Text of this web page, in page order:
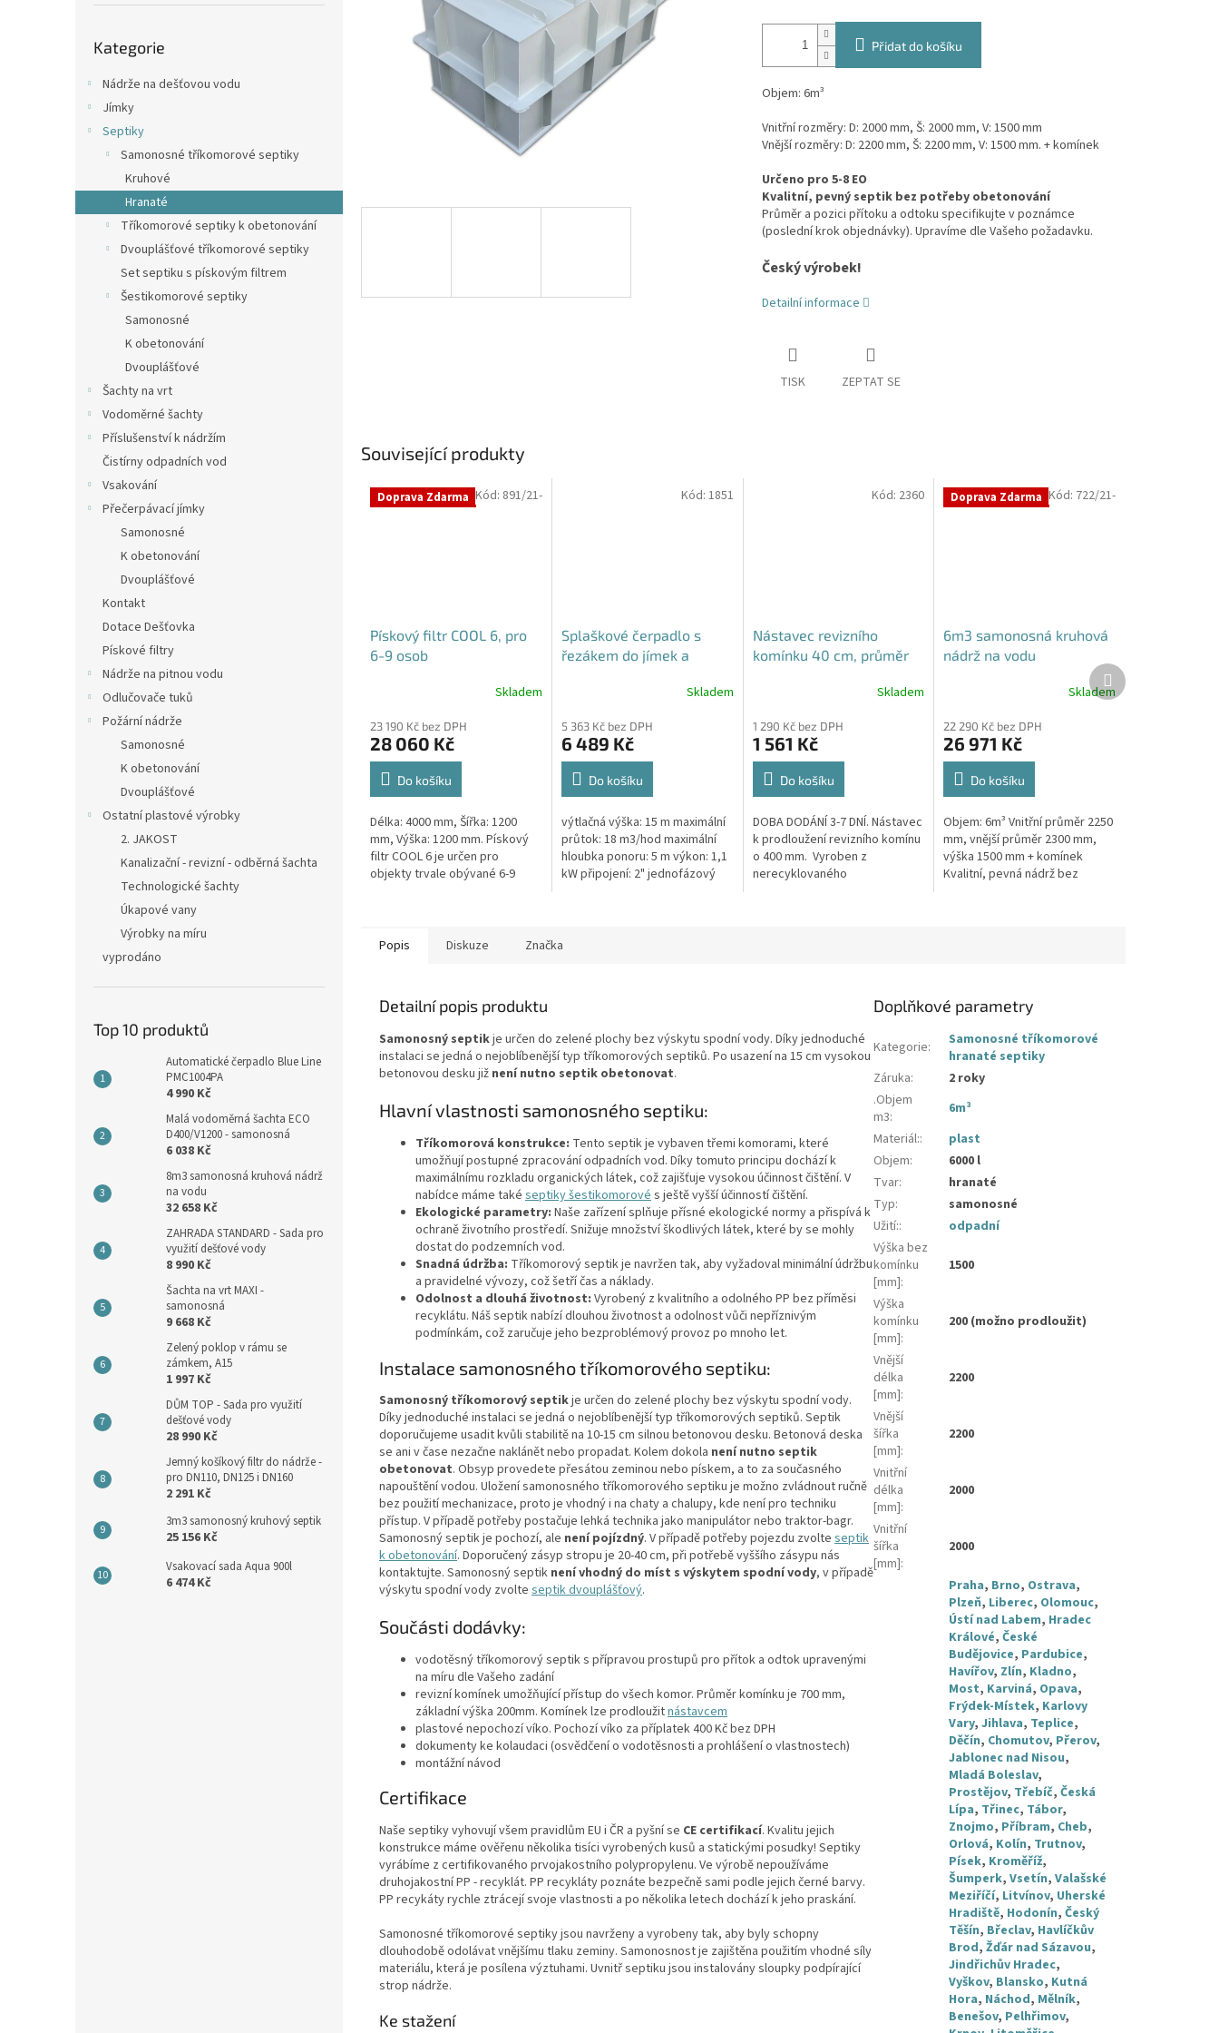
kategorie
Kategorie
Nádrže na dešťovou vodu
Jímky
Septiky
Samonosné tříkomorové septiky
Kruhové
Hranaté
Tříkomorové septiky k obetonování
Dvouplášťové tříkomorové septiky
Set septiku s pískovým filtrem
Šestikomorové septiky
Samonosné
K obetonování
Dvouplášťové
Šachty na vrt
Vodoměrné šachty
Příslušenství k nádržím
Čistírny odpadních vod
Vsakování
Přečerpávací jímky
Samonosné
K obetonování
Dvouplášťové
Kontakt
Dotace Dešťovka
Pískové filtry
Nádrže na pitnou vodu
Odlučovače tuků
Požární nádrže
Samonosné
K obetonování
Dvouplášťové
Ostatní plastové výrobky
2. JAKOST
Kanalizační - revizní - odběrná šachta
Technologické šachty
Úkapové vany
Výrobky na míru
vyprodáno
Top 10 produktů
Automatické čerpadlo Blue Line
PMC1004PA
4 990 Kč
Malá vodoměrná šachta ECO
D400/V1200 - samonosná
6 038 Kč
8m3 samonosná kruhová nádrž
na vodu
32 658 Kč
ZAHRADA STANDARD - Sada pro
využití dešťové vody
8 990 Kč
Šachta na vrt MAXI -
samonosná
9 668 Kč
Zelený poklop v rámu se
zámkem, A15
1 997 Kč
DŮM TOP - Sada pro využití
dešťové vody
28 990 Kč
Jemný košíkový filtr do nádrže -
pro DN110, DN125 i DN160
2 291 Kč
3m3 samonosný kruhový septik
25 156 Kč
Vsakovací sada Aqua 900l
6 474 Kč
Přidat do košíku
Objem: 6m³
Vnitřní rozměry: D: 2000 mm, Š: 2000 mm, V: 1500 mm
Vnější rozměry: D: 2200 mm, Š: 2200 mm, V: 1500 mm. + komínek
Určeno pro 5-8 EO
Kvalitní, pevný septik bez potřeby obetonování
Průměr a pozici přítoku a odtoku specifikujte v poznámce
(poslední krok objednávky). Upravíme dle Vašeho požadavku.
Český výrobek!
Detailní informace
TISK ZEPTAT SE
Související produkty
Doprava Zdarma
Pískový filtr COOL 6, pro
6-9 osob
Skladem
23 190 Kč bez DPH
28 060 Kč
Do košíku
Délka: 4000 mm, Šířka: 1200
mm, Výška: 1200 mm. Pískový
filtr COOL 6 je určen pro
objekty trvale obývané 6-9
Kód: 891/21-
Splaškové čerpadlo s
řezákem do jímek a
produktu
je
5,0
5
hvězdiček.
Skladem
5 363 Kč bez DPH
6 489 Kč
Do košíku
výtlačná výška: 15 m maximální
průtok: 18 m3/hod maximální
hloubka ponoru: 5 m výkon: 1,1
kW připojení: 2" jednofázový
Kód: 1851
Nástavec revizního
komínku 40 cm, průměr
Skladem
1 290 Kč bez DPH
1 561 Kč
Do košíku
DOBA DODÁNÍ 3-7 DNÍ. Nástavec
k prodloužení revizního komínu
o 400 mm. Vyroben z
nerecyklovaného
Kód: 2360 Doprava Zdarma
6m3 samonosná kruhová
nádrž na vodu
Skladem
22 290 Kč bez DPH
26 971 Kč
Do košíku
Objem: 6m³ Vnitřní průměr 2250
mm, vnější průměr 2300 mm,
výška 1500 mm + komínek
Kvalitní, pevná nádrž bez
Kód: 722/21-
Další
produkt
Popis Diskuze Značka
Detailní popis produktu
Samonosný septikje určen do zelené plochy bez výskytu spodní vody. Díky jednoduché
instalaci se jedná o nejoblíbenější typ tříkomorových septiků. Po usazení na 15 cm vysokou
betonovou desku již není nutno septik obetonovat.
Hlavní vlastnosti samonosného septiku:
Tříkomorová konstrukce: Tento septik je vybaven třemi komorami, které
umožňují postupné zpracování odpadních vod. Díky tomuto principu dochází k
maximálnímu rozkladu organických látek, což zajišťuje vysokou účinnost čištění. V
nabídce máme také septiky šestikomorové s ještě vyšší účinností čištění.
Ekologické parametry: Naše zařízení splňuje přísné ekologické normy a přispívá k
ochraně životního prostředí. Snižuje množství škodlivých látek, které by se mohly
dostat do podzemních vod.
Snadná údržba: Tříkomorový septik je navržen tak, aby vyžadoval minimální údržbu
a pravidelné vývozy, což šetří čas a náklady.
Odolnost a dlouhá životnost: Vyrobený z kvalitního a odolného PP bez příměsi
recyklátu. Náš septik nabízí dlouhou životnost a odolnost vůči nepříznivým
podmínkám, což zaručuje jeho bezproblémový provoz po mnoho let.
Instalace samonosného tříkomorového septiku:
Samonosný tříkomorový septikje určen do zelené plochy bez výskytu spodní vody.
Díky jednoduché instalaci se jedná o nejoblíbenější typ tříkomorových septiků. Septik
doporučujeme usadit kvůli stabilitě na 10-15 cm silnou betonovou desku. Betonová deska
se ani v čase nezačne naklánět nebo propadat. Kolem dokola není nutno septik
obetonovat. Obsyp provedete přesátou zeminou nebo pískem, a to za současného
napouštění vodou. Uložení samonosného tříkomorového septiku je možno zvládnout ručně
bez použití mechanizace, proto je vhodný i na chaty a chalupy, kde není pro techniku
přístup. V případě potřeby postačuje lehká technika jako manipulátor nebo traktor-bagr.
Samonosný septik je pochozí, ale není pojízdný. V případě potřeby pojezdu zvolte septik
k obetonování. Doporučený zásyp stropu je 20-40 cm, při potřebě vyššího zásypu nás
kontaktujte. Samonosný septik není vhodný do míst s výskytem spodní vody, v případě
výskytu spodní vody zvolte septik dvouplášťový.
Součásti dodávky:
vodotěsný tříkomorový septik s přípravou prostupů pro přítok a odtok upravenými
na míru dle Vašeho zadání
revizní komínek umožňující přístup do všech komor. Průměr komínku je 700 mm,
základní výška 200mm. Komínek lze prodloužitnástavcem
plastové nepochozí víko. Pochozí víko za příplatek 400 Kč bez DPH
dokumenty ke kolaudaci (osvědčení o vodotěsnosti a prohlášení o vlastnostech)
montážní návod
Certifikace
Naše septiky vyhovují všem pravidlům EU i ČR a pyšní se CE certifikací. Kvalitu jejich
konstrukce máme ověřenu několika tisíci vyrobených kusů a statickými posudky! Septiky
vyrábíme z certifikovaného prvojakostního polypropylenu. Ve výrobě nepoužíváme
druhojakostní PP - recyklát. PP recykláty poznáte bezpečně sami podle jejich černé barvy.
PP recykáty rychle ztrácejí svoje vlastnosti a po několika letech dochází k jeho praskání.
Samonosné tříkomorové septiky jsou navrženy a vyrobeny tak, aby byly schopny
dlouhodobě odolávat vnějšímu tlaku zeminy. Samonosnost je zajištěna použitím vhodné síly
materiálu, která je posílena výztuhami. Uvnitř septiku jsou instalovány sloupky podpírající
strop nádrže.
Ke stažení
Doplňkové parametry
Kategorie:
Samonosné tříkomorové
hranaté septiky
Záruka:
2 roky
.Objem
m3:
6m³
Materiál::
plast
Objem:
6000 l
Tvar:
hranaté
Typ:
samonosné
Užití::
odpadní
Výška bez
komínku
[mm]:
1500
Výška
komínku
[mm]:
200 (možno prodloužit)
Vnější
délka
[mm]:
2200
Vnější
šířka
[mm]:
2200
Vnitřní
délka
[mm]:
2000
Vnitřní
šířka
[mm]:
2000
Praha, Brno, Ostrava,
Plzeň, Liberec, Olomouc,
Ústí nad Labem, Hradec
Králové,České
Budějovice, Pardubice,
Havířov, Zlín, Kladno,
Most, Karviná, Opava,
Frýdek-Místek, Karlovy
Vary,Jihlava, Teplice,
Děčín, Chomutov, Přerov,
Jablonec nad Nisou,
Mladá Boleslav,
Prostějov, Třebíč,Česká
Lípa, Třinec, Tábor,
Znojmo, Příbram, Cheb,
Orlová, Kolín, Trutnov,
Písek, Kroměříž,
Šumperk,Vsetín,Valašské
Meziříčí, Litvínov, Uherské
Hradiště, Hodonín,Český
Těšín, Břeclav, Havlíčkův
Brod,Žďár nad Sázavou,
Jindřichův Hradec,
Vyškov, Blansko, Kutná
Hora, Náchod, Mělník,
Benešov, Pelhřimov,